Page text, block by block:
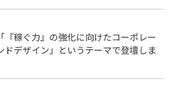
『稼ぐ力』の強化に向けたコーポレー
ドデザイン」というテーマで登壇しま